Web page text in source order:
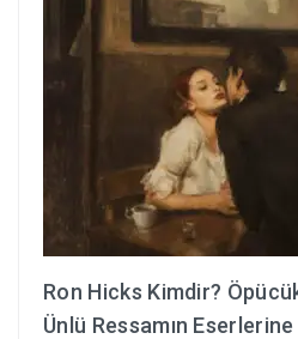
Ron Hicks Kimdir?
Ünlü Ressamın Eserlerine